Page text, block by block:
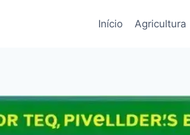
Início Agricultura